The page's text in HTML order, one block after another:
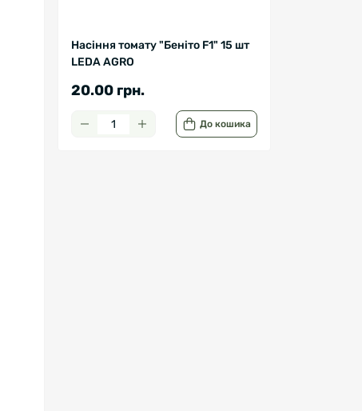
Насіння томату "Беніто F1" 15 шт
LEDA AGRO
20.00 грн.
До кошика